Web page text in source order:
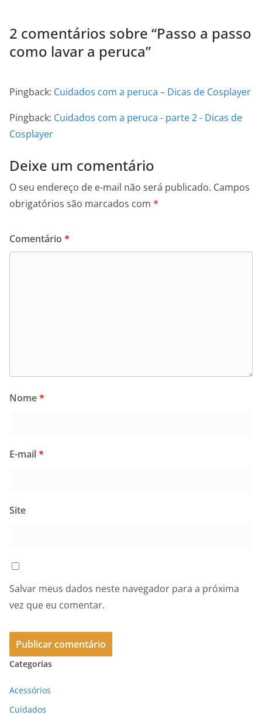
2 comentários sobre “Passo a passo
como lavar a peruca”
Pingback: Cuidados com a peruca – Dicas de Cosplayer
Pingback: Cuidados com a peruca - parte 2 - Dicas de
Cosplayer
Deixe um comentário
O seu endereço de e-mail não será publicado. Campos
obrigatórios são marcados com *
Comentário *
Nome*
E-mail*
Site
Salvar meus dados neste navegador para a próxima
vez que eu comentar.
Categorias
Acessórios
Cuidados